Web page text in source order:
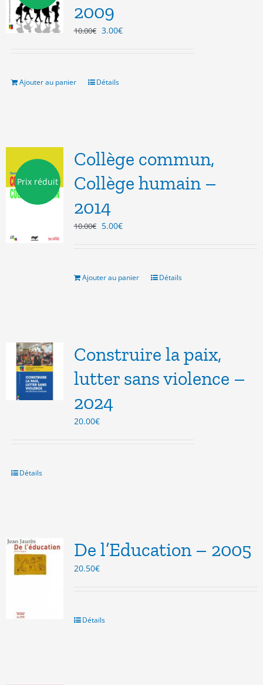
2009
10.00€ Le
10.00€.
3.00€Le
Ajouter au panier Détails
Prix réduit
Collège commun,
Collège humain –
2014
10.00€ Le
10.00€.
5.00€Le
5.00€.
Ajouter au panier Détails
Construire la paix,
lutter sans violence –
2024
20.00€
Détails
De l’Education – 2005
20.50€
Détails